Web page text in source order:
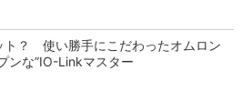
ト？ 使い勝手にこだわったオムロン
ンな”IO-Linkマスター